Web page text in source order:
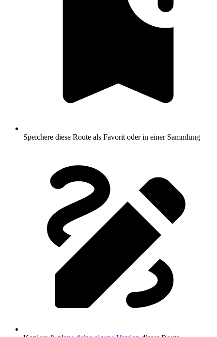
Speichere diese Route als Favorit oder in einer Sammlung